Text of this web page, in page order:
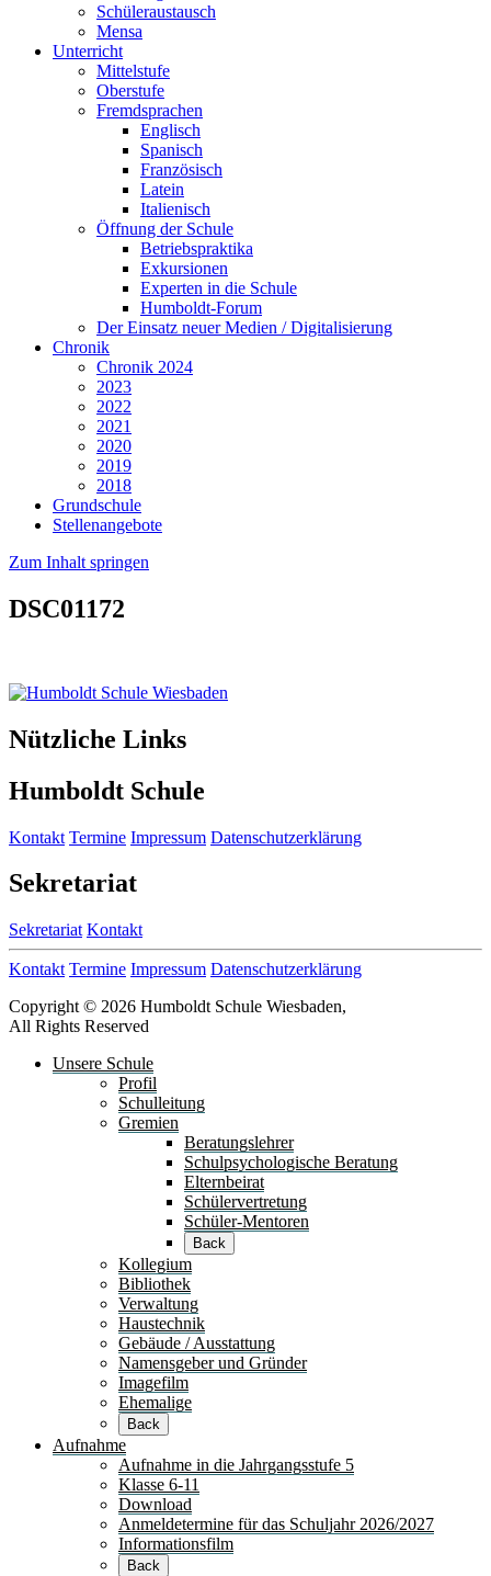
Schüleraustausch
Mensa
Unterricht
Mittelstufe
Oberstufe
Fremdsprachen
Englisch
Spanisch
Französisch
Latein
Italienisch
Öffnung der Schule
Betriebspraktika
Exkursionen
Experten in die Schule
Humboldt-Forum
Der Einsatz neuer Medien / Digitalisierung
Chronik
Chronik 2024
2023
2022
2021
2020
2019
2018
Grundschule
Stellenangebote
Zum Inhalt springen
DSC01172
Nützliche Links
Humboldt Schule
Kontakt Termine Impressum Datenschutzerklärung
Sekretariat
Sekretariat Kontakt
Kontakt Termine Impressum Datenschutzerklärung
Copyright © 2026 Humboldt Schule Wiesbaden,
All Rights Reserved
Unsere Schule
Profil
Schulleitung
Gremien
Beratungslehrer
Schulpsychologische Beratung
Elternbeirat
Schülervertretung
Schüler-Mentoren
Back
Kollegium
Bibliothek
Verwaltung
Haustechnik
Gebäude / Ausstattung
Namensgeber und Gründer
Imagefilm
Ehemalige
Back
Aufnahme
Aufnahme in die Jahrgangsstufe 5
Klasse 6-11
Download
Anmeldetermine für das Schuljahr 2026/2027
Informationsfilm
Back